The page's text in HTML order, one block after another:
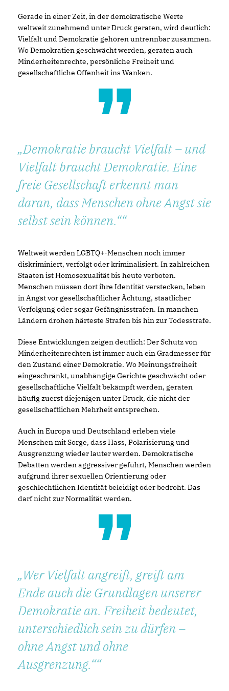
Gerade in einer Zeit, in der demokratische Werte
weltweit zunehmend unter Druck geraten, wird deutlich:
Vielfalt und Demokratie gehören untrennbar zusammen.
Wo Demokratien geschwächt werden, geraten auch
Minderheitenrechte, persönliche Freiheit und
gesellschaftliche Offenheit ins Wanken.
Demokratie braucht Vielfalt – und
Vielfalt braucht Demokratie. Eine
freie Gesellschaft erkennt man
daran, dass Menschen ohne Angst sie
selbst sein können.“
Weltweit werden LGBTQ+-Menschen noch immer
diskriminiert, verfolgt oder kriminalisiert. In zahlreichen
Staaten ist Homosexualität bis heute verboten.
Menschen müssen dort ihre Identität verstecken, leben
in Angst vor gesellschaftlicher Ächtung, staatlicher
Verfolgung oder sogar Gefängnisstrafen. In manchen
Ländern drohen härteste Strafen bis hin zur Todesstrafe.
Diese Entwicklungen zeigen deutlich: Der Schutz von
Minderheitenrechten ist immer auch ein Gradmesser für
den Zustand einer Demokratie. Wo Meinungsfreiheit
eingeschränkt, unabhängige Gerichte geschwächt oder
gesellschaftliche Vielfalt bekämpft werden, geraten
häufig zuerst diejenigen unter Druck, die nicht der
gesellschaftlichen Mehrheit entsprechen.
Auch in Europa und Deutschland erleben viele
Menschen mit Sorge, dass Hass, Polarisierung und
Ausgrenzung wieder lauter werden. Demokratische
Debatten werden aggressiver geführt, Menschen werden
aufgrund ihrer sexuellen Orientierung oder
geschlechtlichen Identität beleidigt oder bedroht. Das
darf nicht zur Normalität werden.
Wer Vielfalt angreift, greift am
Ende auch die Grundlagen unserer
Demokratie an. Freiheit bedeutet,
unterschiedlich sein zu dürfen –
ohne Angst und ohne
Ausgrenzung.“